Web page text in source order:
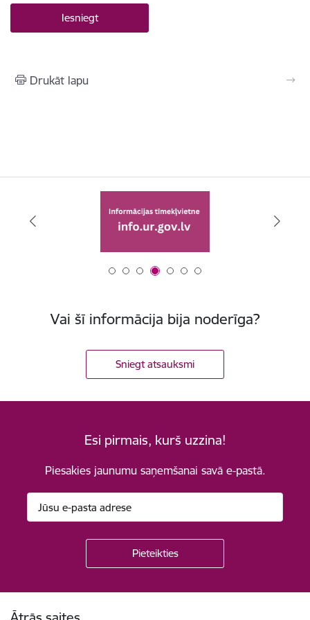
Drukāt lapu
Vai šī informācija bija noderīga?
Sniegt atsauksmi
Esi pirmais, kurš uzzina!
Piesakies jaunumu saņemšanai savā e-pastā.